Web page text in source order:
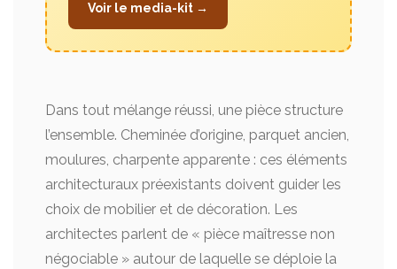
Voir le media-kit →
Dans tout mélange réussi, une pièce structure
l’ensemble. Cheminée d’origine, parquet ancien,
moulures, charpente apparente : ces éléments
architecturaux préexistants doivent guider les
choix de mobilier et de décoration. Les
architectes parlent de « pièce maîtresse non
négociable » autour de laquelle se déploie la